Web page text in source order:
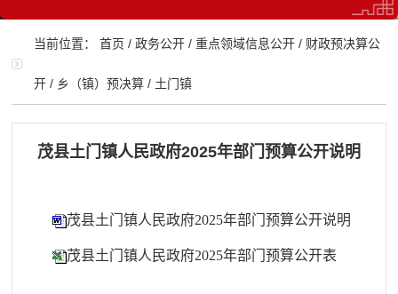
当前位置：首页 /政务公开 /重点领域信息公开 / 财政预决算公
开 / 乡（镇）预决算 / 土门镇
茂县土门镇人民政府2025年部门预算公开说明
茂县土门镇人民政府2025年部门预算公开说明
茂县土门镇人民政府2025年部门预算公开表